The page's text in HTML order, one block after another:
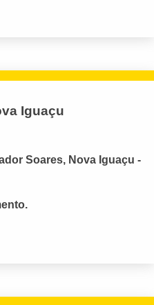
Iguaçu
Soares, Nova Iguaçu -